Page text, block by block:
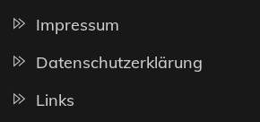
Impressum
Datenschutzerklärung
Links